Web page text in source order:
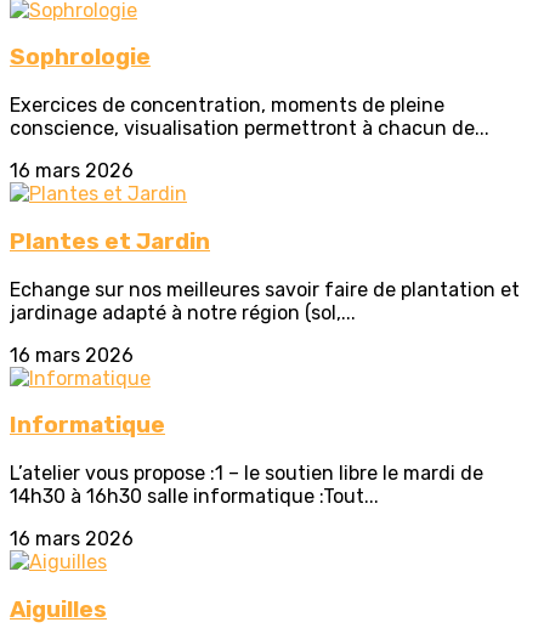
Sophrologie
Exercices de concentration, moments de pleine
conscience, visualisation permettront à chacun de...
16 mars 2026
Plantes et Jardin
Echange sur nos meilleures savoir faire de plantation et
jardinage adapté à notre région (sol,...
16 mars 2026
Informatique
L’atelier vous propose :1 – le soutien libre le mardi de
14h30 à 16h30 salle informatique :Tout...
16 mars 2026
Aiguilles